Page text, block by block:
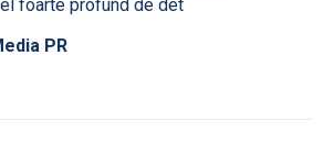
foarte profund de det
PR